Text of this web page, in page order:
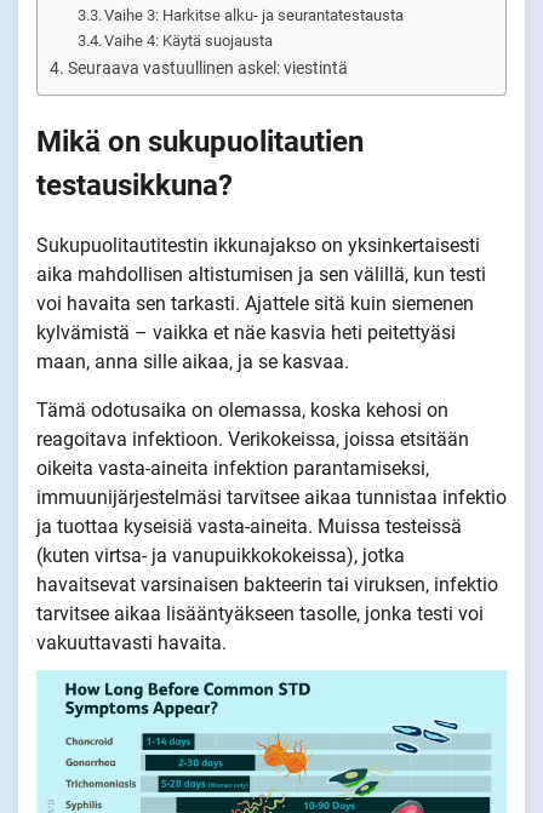
Vaihe 3: Harkitse alku- ja seurantatestausta
Vaihe 4: Käytä suojausta
Seuraava vastuullinen askel: viestintä
Mikä on sukupuolitautien
testausikkuna?
Sukupuolitautitestin ikkunajakso on yksinkertaisesti
aika mahdollisen altistumisen ja sen välillä, kun testi
voi havaita sen tarkasti. Ajattele sitä kuin siemenen
kylvämistä – vaikka et näe kasvia heti peitettyäsi
maan, anna sille aikaa, ja se kasvaa.
Tämä odotusaika on olemassa, koska kehosi on
reagoitava infektioon. Verikokeissa, joissa etsitään
oikeita vasta-aineita infektion parantamiseksi,
immuunijärjestelmäsi tarvitsee aikaa tunnistaa infektio
ja tuottaa kyseisiä vasta-aineita. Muissa testeissä
(kuten virtsa- ja vanupuikkokokeissa), jotka
havaitsevat varsinaisen bakteerin tai viruksen, infektio
tarvitsee aikaa lisääntyäkseen tasolle, jonka testi voi
vakuuttavasti havaita.